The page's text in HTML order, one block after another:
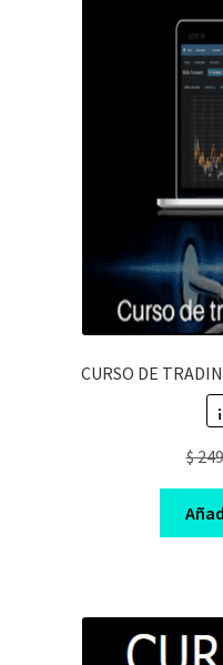
CURSO DE
$